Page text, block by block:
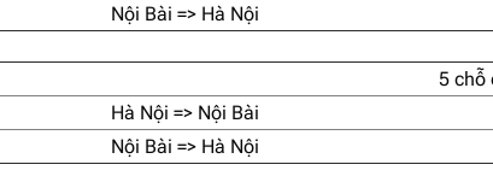
Nội Bài => Hà Nội
5 chỗ
Hà Nội => Nội Bài
Nội Bài => Hà Nội